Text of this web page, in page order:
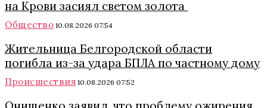
на Крови засиял светом золота
Общество 10.08.2026 07:54
Жительница Белгородской области
погибла из-за удара БПЛА по частному дому
Происшествия 10.08.2026 07:52